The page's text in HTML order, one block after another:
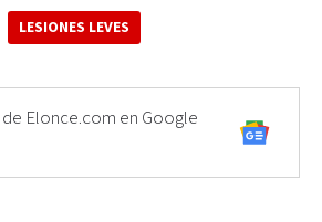
LESIONES LEVES
Elonce.com en Google